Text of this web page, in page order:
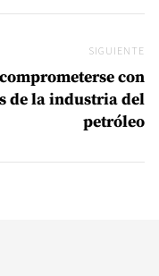
SIGUIENTE
con
de la industria del
petróleo